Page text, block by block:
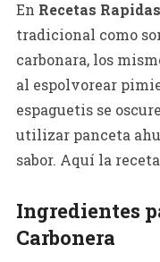
En Recetas Rapidas
tradicional como
carbonara, los
al espolvorear
espaguetis se
utilizar panceta
sabor. Aquí la
Ingredientes
Carbonera